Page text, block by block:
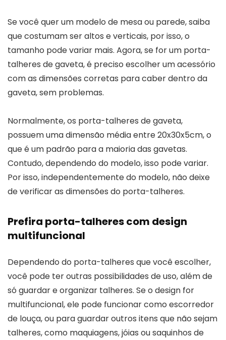
Se você quer um modelo de mesa ou parede, saiba
que costumam ser altos e verticais, por isso, o
tamanho pode variar mais. Agora, se for um porta-
talheres de gaveta, é preciso escolher um acessório
com as dimensões corretas para caber dentro da
gaveta, sem problemas.
Normalmente, os porta-talheres de gaveta,
possuem uma dimensão média entre 20x30x5cm, o
que é um padrão para a maioria das gavetas.
Contudo, dependendo do modelo, isso pode variar.
Por isso, independentemente do modelo, não deixe
de verificar as dimensões do porta-talheres.
Prefira porta-talheres com design
multifuncional
Dependendo do porta-talheres que você escolher,
você pode ter outras possibilidades de uso, além de
só guardar e organizar talheres. Se o design for
multifuncional, ele pode funcionar como escorredor
de louça, ou para guardar outros itens que não sejam
talheres, como maquiagens, jóias ou saquinhos de